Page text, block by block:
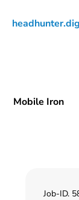
Hauptnavigation
Inhalt
Seitenspalte
Mobile Iron
Job-ID.